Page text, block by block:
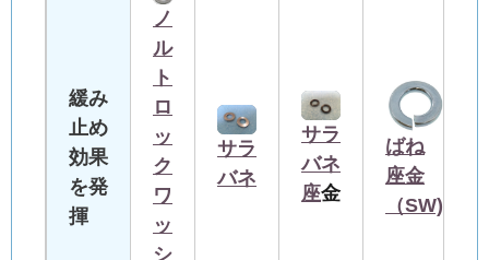
緩み
止め
効果
を発
揮
ノ
ル
ト
ロ
ッ
ク
ワ
ッ
シ
サラ
バネ
サラ
バネ
座金
ばね
座金
（SW)